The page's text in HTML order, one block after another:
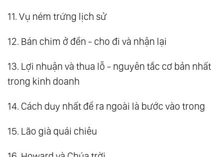
11. Vụ ném trứng lịch sử
12. Bán chim ở đền - cho đi và nhận lại
13. Lợi nhuận và thua lỗ - nguyên tắc cơ bản nhất
trong kinh doanh
14. Cách duy nhất để ra ngoài là bước vào trong
15. Lão già quái chiêu